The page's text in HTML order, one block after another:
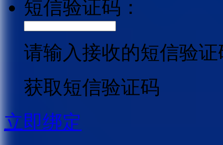
短信验证码：
请输入接收的短信验证
获取短信验证码
立即绑定